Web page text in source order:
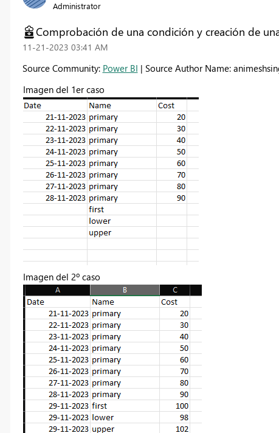
Administrator
Comprobación de una condición y creación de
‎11-21-2023 03:41 AM
Source Community: Power BI | Source Author Name:
Imagen del 1er caso
Imagen del 2º caso